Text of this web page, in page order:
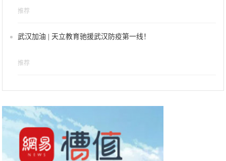
推荐
武汉加油 | 天立教育驰援武汉防疫第一线！
推荐